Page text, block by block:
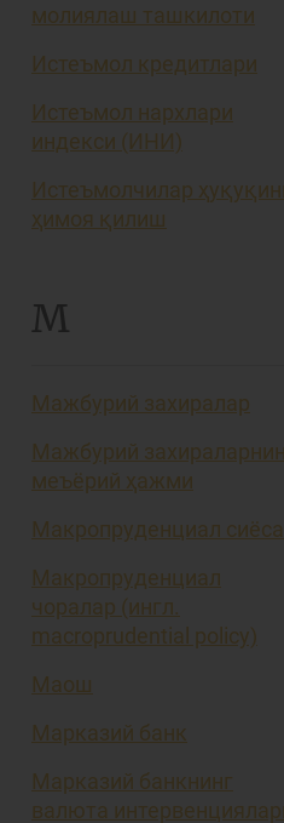
молиялаш ташкилоти
Истеъмол кредитлари
Истеъмол нархлари
индекси (ИНИ)
Истеъмолчилар
ҳимоя қилиш
М
Мажбурий захиралар
Мажбурий
меъёрий ҳажми
Макропруденциал
Макропруденциал
чоралар (ингл.
macroprudential policy)
Маош
Марказий банк
Марказий банкнинг
валюта